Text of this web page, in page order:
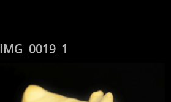
IMG_0019_1